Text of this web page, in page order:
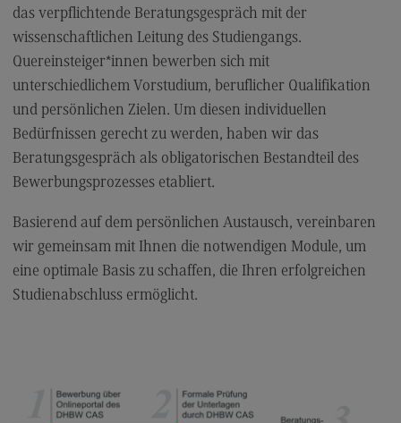
Kontakt
General Business Management
General Business Management
Modulangebot
Berufsperspektiven
Kontakt
Governance Sozialer Arbeit
Governance Sozialer Arbeit
Modulangebot
Berufsperspektiven
Informatik
das verpflichtende Beratungsgespräch mit der
wissenschaftlichen Leitung des Studiengangs.
Quereinsteiger*innen bewerben sich mit
unterschiedlichem Vorstudium, beruflicher Qualifikation
und persönlichen Zielen. Um diesen individuellen
Bedürfnissen gerecht zu werden, haben wir das
Beratungsgespräch als obligatorischen Bestandteil des
Bewerbungsprozesses etabliert.
Basierend auf dem persönlichen Austausch, vereinbaren
wir gemeinsam mit Ihnen die notwendigen Module, um
eine optimale Basis zu schaffen, die Ihren erfolgreichen
Studienabschluss ermöglicht.